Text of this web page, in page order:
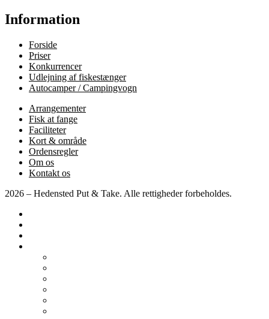
Information
Forside
Priser
Konkurrencer
Udlejning af fiskestænger
Autocamper / Campingvogn
Arrangementer
Fisk at fange
Faciliteter
Kort & område
Ordensregler
Om os
Kontakt os
2026 – Hedensted Put & Take. Alle rettigheder forbeholdes.